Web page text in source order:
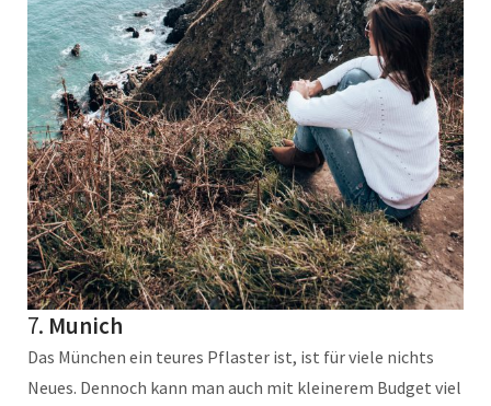
7. Munich
Das München ein teures Pflaster ist, ist für viele nichts
Neues. Dennoch kann man auch mit kleinerem Budget viel